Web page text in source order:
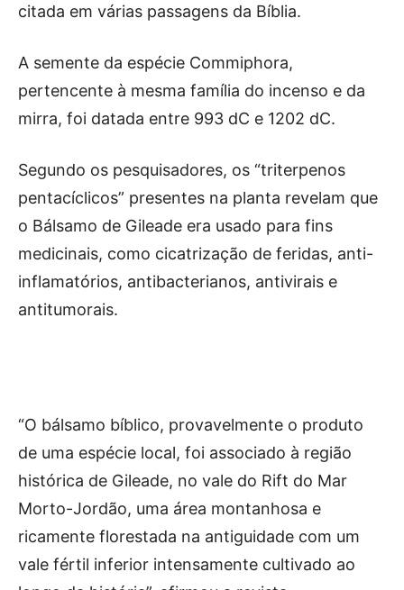
citada em várias passagens da Bíblia.
A semente da espécie Commiphora,
pertencente à mesma família do incenso e da
mirra, foi datada entre 993 dC e 1202 dC.
Segundo os pesquisadores, os “triterpenos
pentacíclicos” presentes na planta revelam que
o Bálsamo de Gileade era usado para fins
medicinais, como cicatrização de feridas, anti-
inflamatórios, antibacterianos, antivirais e
antitumorais.
“O bálsamo bíblico, provavelmente o produto
de uma espécie local, foi associado à região
histórica de Gileade, no vale do Rift do Mar
Morto-Jordão, uma área montanhosa e
ricamente florestada na antiguidade com um
vale fértil inferior intensamente cultivado ao